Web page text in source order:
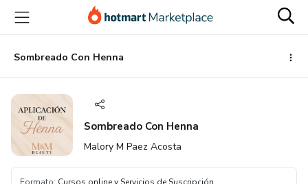
principal
página
de
página
Sombreado Con Henna
Sombreado Con Henna
Malory M Paez Acosta